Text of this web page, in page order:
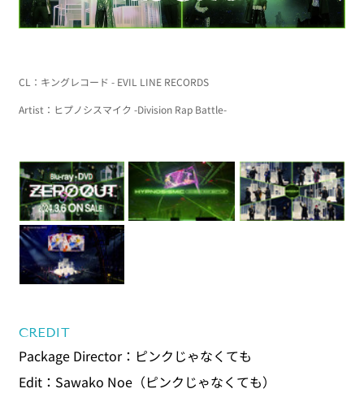
CL： キングレコード - EVIL LINE RECORDS
Artist： ヒプノシスマイク -Division Rap Battle-
CREDIT
Package Director：ピンクじゃなくても
Edit：Sawako Noe（ピンクじゃなくても）